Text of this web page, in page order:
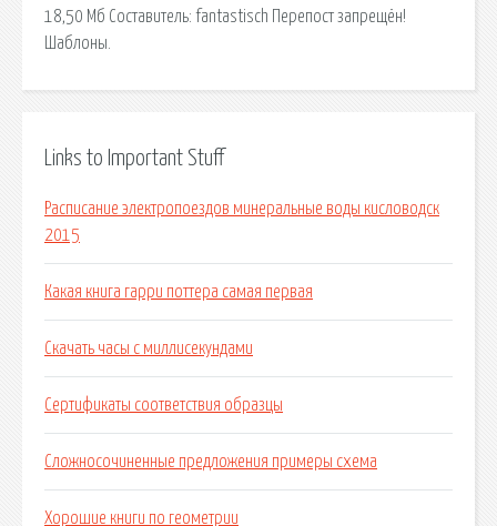
18,50 Мб Составитель: fantastisch Перепост запрещён!
Шаблоны.
Links to Important Stuff
Расписание электропоездов минеральные воды кисловодск
2015
Какая книга гарри поттера самая первая
Скачать часы с миллисекундами
Сертификаты соответствия образцы
Сложносочиненные предложения примеры схема
Хорошие книги по геометрии